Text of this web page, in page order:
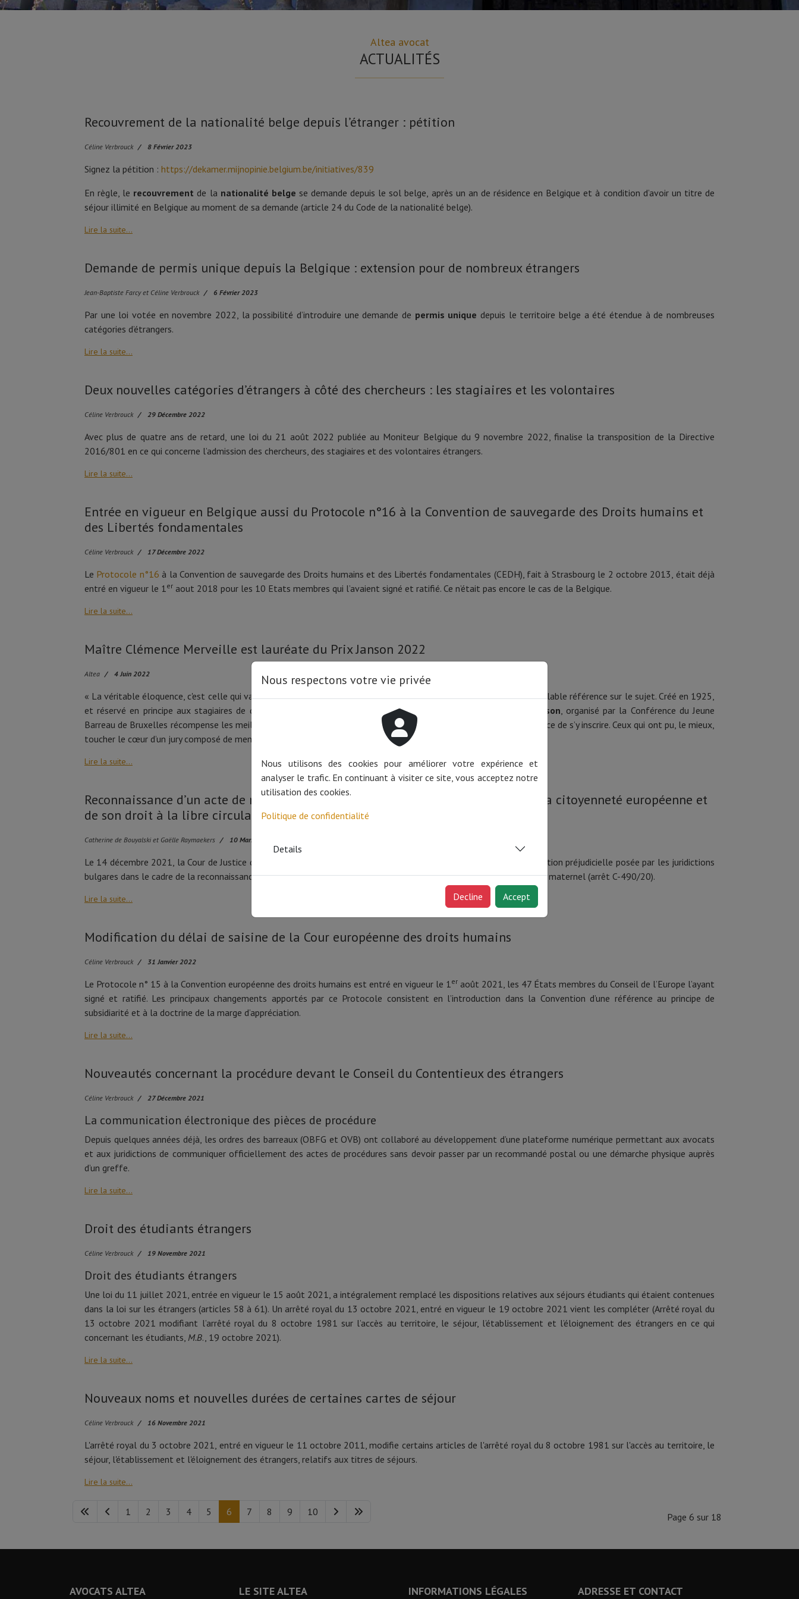
Altea avocat
ACTUALITÉS
Recouvrement de la nationalité belge depuis l’étranger : pétition
Céline Verbrouck 8 Février 2023
Signez la pétition : https://dekamer.mijnopinie.belgium.be/initiatives/839
En règle, le recouvrement de la nationalité belge se demande depuis le sol belge, après un an de résidence en Belgique et à condition d’avoir un titre de
séjour illimité en Belgique au moment de sa demande (article 24 du Code de la nationalité belge).
Lire la suite...
Demande de permis unique depuis la Belgique : extension pour de nombreux étrangers
Jean-Baptiste Farcy et Céline Verbrouck 6 Février 2023
Par une loi votée en novembre 2022, la possibilité d’introduire une demande de permis unique depuis le territoire belge a été étendue à de nombreuses
catégories d’étrangers.
Lire la suite...
Deux nouvelles catégories d’étrangers à côté des chercheurs : les stagiaires et les volontaires
Céline Verbrouck 29 Décembre 2022
Avec plus de quatre ans de retard, une loi du 21 août 2022 publiée au Moniteur Belgique du 9 novembre 2022, finalise la transposition de la Directive
2016/801 en ce qui concerne l’admission des chercheurs, des stagiaires et des volontaires étrangers.
Lire la suite...
Entrée en vigueur en Belgique aussi du Protocole n°16 à la Convention de sauvegarde des Droits humains et
des Libertés fondamentales
Céline Verbrouck 17 Décembre 2022
Le Protocole n°16 à la Convention de sauvegarde des Droits humains et des Libertés fondamentales (CEDH), fait à Strasbourg le 2 octobre 2013, était déjà
entré en vigueur le 1er aout 2018 pour les 10 Etats membres qui l’avaient signé et ratifié. Ce n’était pas encore le cas de la Belgique.
Lire la suite...
Maître Clémence Merveille est lauréate du Prix Janson 2022
Altea 4 Juin 2022
« La véritable éloquence, c'est celle qui va du coeur de l'orateur au coeur de l'auditeur », disait Robert Badinter inégalable référence sur le sujet. Créé en 1925,
et réservé en principe aux stagiaires de deuxième et troisième années, le prestigieux concours
Le Jeune et Janson, organisé par la Conférence du Jeune
Barreau de Bruxelles récompense les meilleurs jeunes plaideurs parmi ceux, téméraires, qui tentent le délicat exercice de s’y inscrire. Ceux qui ont pu, le mieux,
toucher le cœur d’un jury composé de membres de la Commission du jeune Barreau et d‘anciens lauréats.
Lire la suite...
Reconnaissance d’un acte de naissance européen : l’enfant doit pouvoir jouir de sa citoyenneté européenne et
de son droit à la libre circulation
Catherine de Bouyalski et Gaëlle Raymaekers 10 Mars 2022
Le 14 décembre 2021, la Cour de Justice de l’Union européenne (ci-après CJUE) a été amenée à répondre à une question préjudicielle posée par les juridictions
bulgares dans le cadre de la reconnaissance d’unacte de naissanceespagnol contenant un doublelien de filiationmaternel (arrêt C-490/20).
Lire la suite...
Modification du délai de saisine de la Cour européenne des droits humains
Céline Verbrouck 31 Janvier 2022
Le Protocole n° 15 à la Convention européenne des droits humains est entré en vigueur le 1er août 2021, les 47 États membres du Conseil de l’Europe l’ayant
signé et ratifié. Les principaux changements apportés par ce Protocole consistent en l’introduction dans la Convention d’une référence au principe de
subsidiarité et à la doctrine de la marge d’appréciation.
Lire la suite...
Nouveautés concernant la procédure devant le Conseil du Contentieux des étrangers
Céline Verbrouck 27 Décembre 2021
La communication électronique des pièces de procédure
Depuis quelques années déjà, les ordres des barreaux (OBFG et OVB) ont collaboré au développement d’une plateforme numérique permettant aux avocats
et aux juridictions de communiquer officiellement des actes de procédures sans devoir passer par un recommandé postal ou une démarche physique auprès
d’un greffe.
Lire la suite...
Droit des étudiants étrangers
Céline Verbrouck 19 Novembre 2021
Droit des étudiants étrangers
Une loi du 11 juillet 2021, entrée en vigueur le 15 août 2021, a intégralement remplacé les dispositions relatives aux séjours étudiants qui étaient contenues
dans la loi sur les étrangers (articles 58 à 61). Un arrêté royal du 13 octobre 2021, entré en vigueur le 19 octobre 2021 vient les compléter (Arrêté royal du
13 octobre 2021 modifiant l’arrêté royal du 8 octobre 1981 sur l’accès au territoire, le séjour, l’établissement et l’éloignement des étrangers en ce qui
concernant les étudiants, M.B., 19 octobre 2021).
Lire la suite...
Nouveaux noms et nouvelles durées de certaines cartes de séjour
Céline Verbrouck 16 Novembre 2021
L'arrêté royal du 3 octobre 2021, entré en vigueur le 11 octobre 2011, modifie certains articles de l'arrêté royal du 8 octobre 1981 sur l'accès au territoire, le
séjour, l'établissement et l'éloignement des étrangers, relatifs aux titres de séjours.
Lire la suite...
Page 6 sur 18
1 2 3 4 5 6 7 8 9 10
AVOCATS ALTEA LE SITE ALTEA INFORMATIONS LÉGALES ADRESSE ET CONTACT
Nous respectons votre vie privée
Nous utilisons des cookies pour améliorer votre expérience et
analyser le trafic. En continuant à visiter ce site, vous acceptez notre
utilisation des cookies.
Politique de confidentialité
Details
Decline Accept